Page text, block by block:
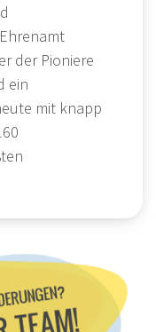
der Pioniere
ein
mit knapp